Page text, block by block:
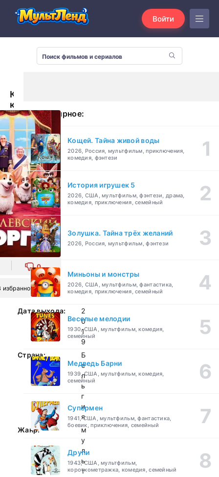
Войти
Королевский
корги
(2019)
0
избранное
Дата выхода:
2
0
1
9
Страна:
Б
е
л
ь
г
и
я
Жанр:
м
у
л
ь
т
Популярное:
Кощей. Тайна живой воды
2026, Россия, мультфильм, приключения,
комедия, фэнтези
История игрушек 5
2026, США, мультфильм, фэнтези, драма,
комедия, приключения, семейный
Золушка. Тайна трёх желаний
2026, Россия, мультфильм, фэнтези
Миньоны и монстры
2026, США, мультфильм, фантастика,
комедия, приключения, семейный
Веселые мелодии
1930, США, мультфильм, комедия,
семейный
Медведь Барни
1939, США, мультфильм, комедия,
семейный
Супермен
1941, США, мультфильм, фантастика,
боевик, приключения, семейный
Друпи
1943, США, мультфильм,
короткометражка, комедия, семейный